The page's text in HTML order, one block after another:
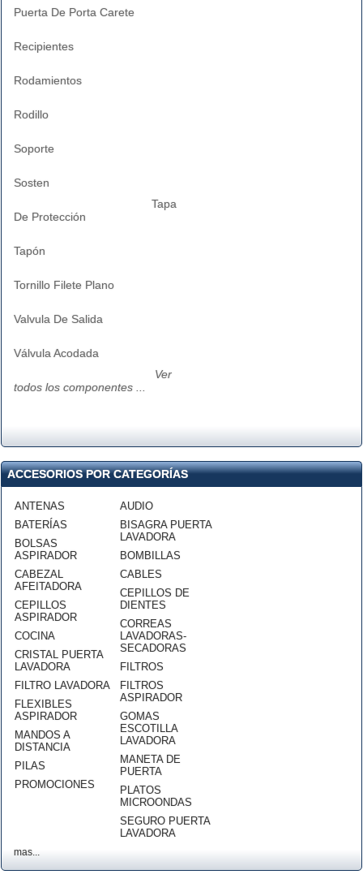
Puerta De Porta Carete
Recipientes
Rodamientos
Rodillo
Soporte
Sosten
Tapa
De Protección
Tapón
Tornillo Filete Plano
Valvula De Salida
Válvula Acodada
Ver
todos los componentes ...
ACCESORIOS POR CATEGORÍAS
ANTENAS
BATERÍAS
BOLSAS
ASPIRADOR
CABEZAL
AFEITADORA
CEPILLOS
ASPIRADOR
COCINA
CRISTAL PUERTA
LAVADORA
FILTRO LAVADORA
FLEXIBLES
ASPIRADOR
MANDOS A
DISTANCIA
PILAS
PROMOCIONES
AUDIO
BISAGRA PUERTA
LAVADORA
BOMBILLAS
CABLES
CEPILLOS DE
DIENTES
CORREAS
LAVADORAS-
SECADORAS
FILTROS
FILTROS
ASPIRADOR
GOMAS
ESCOTILLA
LAVADORA
MANETA DE
PUERTA
PLATOS
MICROONDAS
SEGURO PUERTA
LAVADORA
mas...